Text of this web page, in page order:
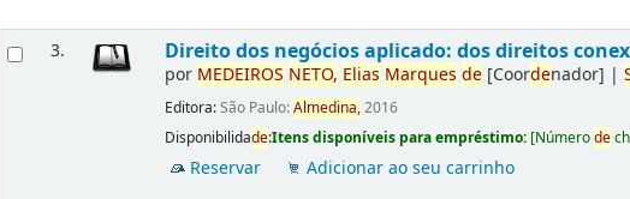
3. Direito dos negócios aplicado: dos direitos
por MEDEIROS NETO, Elias Marques de [Coordenador] |
Editora:São Paulo:Almedina,2016
Disponibilidade:Itens disponíveis para empréstimo: [Númerode
Reservar Adicionar ao seu carrinho